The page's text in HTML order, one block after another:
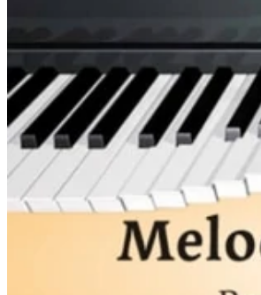
Klavierschulen
Kinder
Alle Klavierschulen Kinder